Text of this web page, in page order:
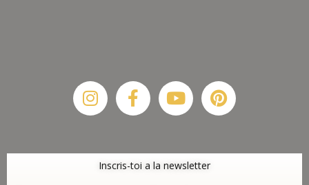
InstagramFacebook-
f
YoutubePinterest
Inscris-toi a la newsletter